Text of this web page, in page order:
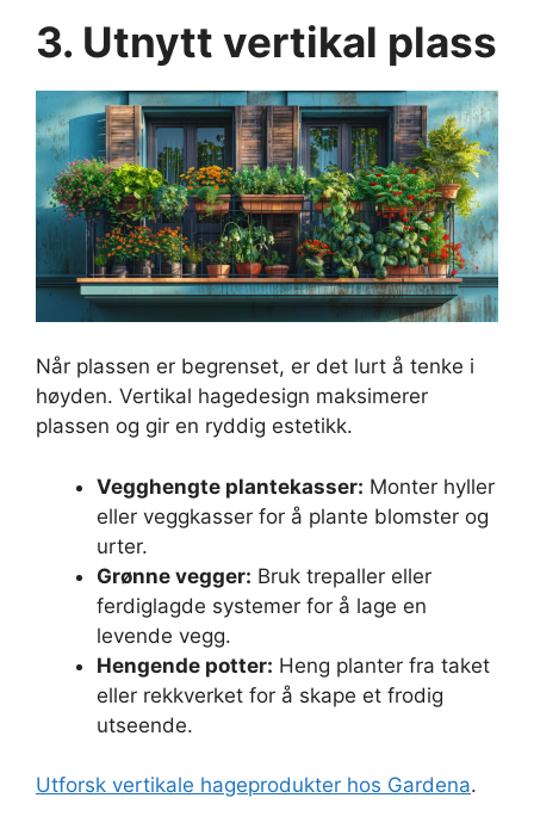
3. Utnytt vertikal plass
Når plassen er begrenset, er det lurt å tenke i
høyden. Vertikal hagedesign maksimerer
plassen og gir en ryddig estetikk.
Vegghengte plantekasser: Monter hyller
eller veggkasser for å plante blomster og
urter.
Grønne vegger: Bruk trepaller eller
ferdiglagde systemer for å lage en
levende vegg.
Hengende potter: Heng planter fra taket
eller rekkverket for å skape et frodig
utseende.
Utforsk vertikale hageprodukter hos Gardena.